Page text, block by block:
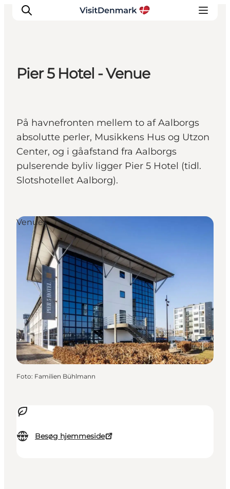
Oplevelser
Overnatning
Planlæg ferien
Pier 5 Hotel - Venue
På havnefronten mellem to af Aalborgs
absolutte perler, Musikkens Hus og Utzon
Center, og i gåafstand fra Aalborgs
pulserende byliv ligger Pier 5 Hotel (tidl.
Slotshotellet Aalborg).
Besøg hjemmeside
Venues
Foto: Familien Bühlmann